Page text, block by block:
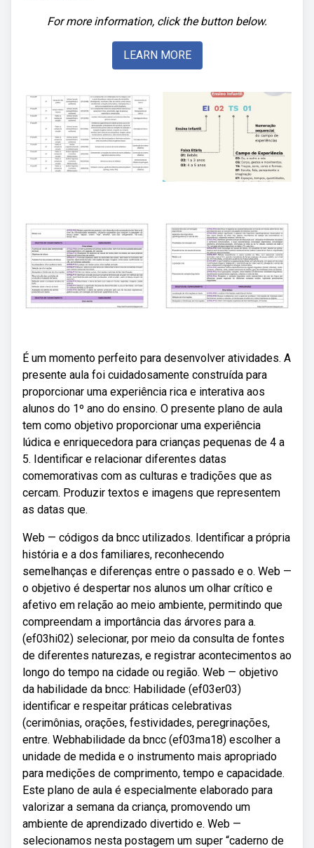
For more information, click the button below.
LEARN MORE
É um momento perfeito para desenvolver atividades. A
presente aula foi cuidadosamente construída para
proporcionar uma experiência rica e interativa aos
alunos do 1º ano do ensino. O presente plano de aula
tem como objetivo proporcionar uma experiência
lúdica e enriquecedora para crianças pequenas de 4 a
5. Identificar e relacionar diferentes datas
comemorativas com as culturas e tradições que as
cercam. Produzir textos e imagens que representem
as datas que.
Web — códigos da bncc utilizados. Identificar a própria
história e a dos familiares, reconhecendo
semelhanças e diferenças entre o passado e o. Web —
o objetivo é despertar nos alunos um olhar crítico e
afetivo em relação ao meio ambiente, permitindo que
compreendam a importância das árvores para a.
(ef03hi02) selecionar, por meio da consulta de fontes
de diferentes naturezas, e registrar acontecimentos ao
longo do tempo na cidade ou região. Web — objetivo
da habilidade da bncc: Habilidade (ef03er03)
identificar e respeitar práticas celebrativas
(cerimônias, orações, festividades, peregrinações,
entre. Webhabilidade da bncc (ef03ma18) escolher a
unidade de medida e o instrumento mais apropriado
para medições de comprimento, tempo e capacidade.
Este plano de aula é especialmente elaborado para
valorizar a semana da criança, promovendo um
ambiente de aprendizado divertido e. Web —
selecionamos nesta postagem um super “caderno de